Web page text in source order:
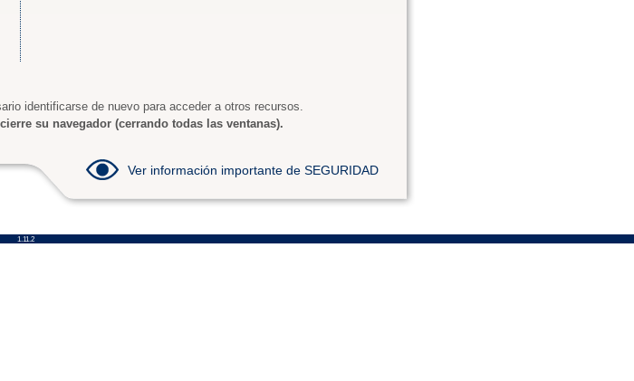
identificarse de nuevo para acceder a otros recursos.
su navegador (cerrando todas las ventanas).
Ver información importante de SEGURIDAD
1.11.2